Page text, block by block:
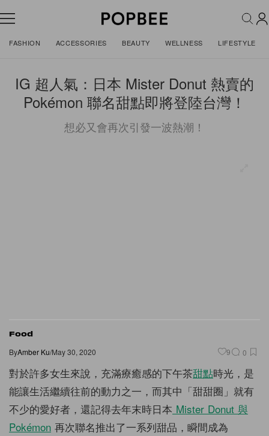
FASHION ACCESSORIES BEAUTY WELLNESS LIFESTYLE
IG 超人氣：日本 Mister Donut 熱賣的
Pokémon 聯名甜點即將登陸台灣！
想必又會再次引發一波熱潮！
Food
ByAmber Ku/May 30, 2020 9 0
對於許多女生來說，充滿療癒感的下午茶甜點時光，是
能讓生活繼續往前的動力之一，而其中「甜甜圈」就有
不少的愛好者，還記得去年末時日本 Mister Donut 與
Pokémon 再次聯名推出了一系列甜品，瞬間成為